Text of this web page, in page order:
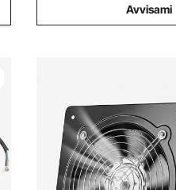
Avvisami